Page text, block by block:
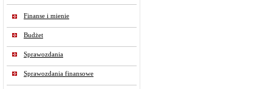
Finanse i mienie
Budżet
Sprawozdania
Sprawozdania finansowe